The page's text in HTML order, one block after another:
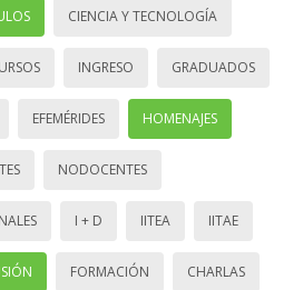
CIENCIA Y TECNOLOGÍA
INGRESO GRADUADOS
EFEMÉRIDES HOMENAJES
NODOCENTES
I + D IITEA IITAE
FORMACIÓN CHARLAS